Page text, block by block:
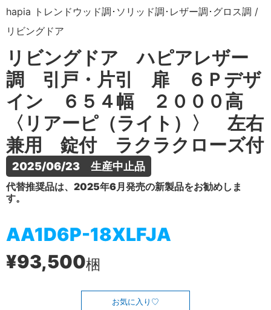
hapia トレンドウッド調･ソリッド調･レザー調･グロス調 /
リビングドア
リビングドア ハピアレザー
調 引戸・片引 扉 ６Ｐデザ
イン ６５４幅 ２０００高
〈リアーピ（ライト）〉 左右
兼用 錠付 ラクラクローズ付
2025/06/23　生産中止品
代替推奨品は、2025年6月発売の新製品をお勧めしま
す。
AA1D6P-18XLFJA
¥93,500梱
お気に入り